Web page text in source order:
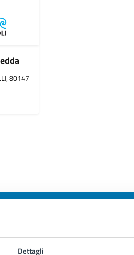
Dettagli
80147